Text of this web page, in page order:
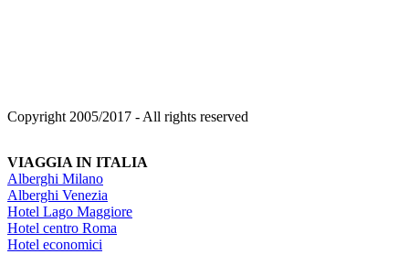
Copyright 2005/2017 - All rights reserved
VIAGGIA IN ITALIA
Alberghi Milano
Alberghi Venezia
Hotel Lago Maggiore
Hotel centro Roma
Hotel economici